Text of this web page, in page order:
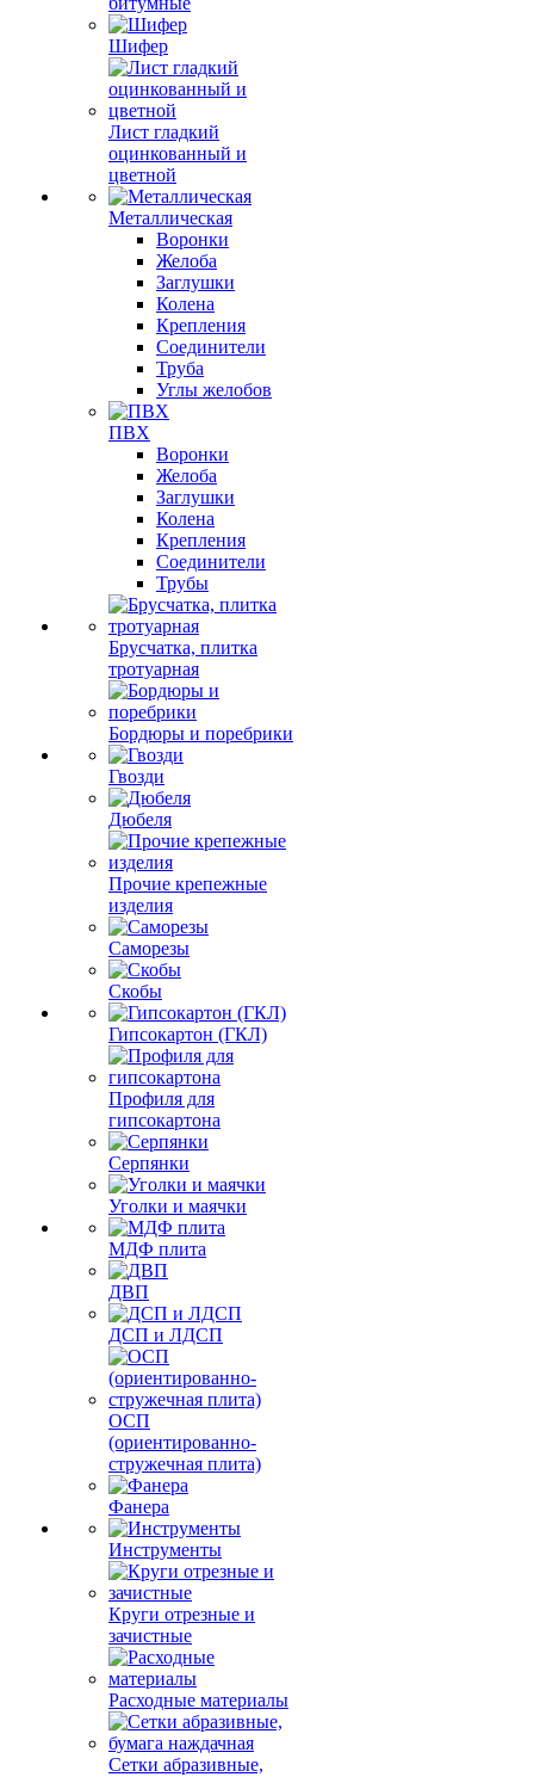
Шифер
Лист гладкий
оцинкованный и
цветной
Металлическая
Воронки
Желоба
Заглушки
Колена
Крепления
Соединители
Труба
Углы желобов
ПВХ
Воронки
Желоба
Заглушки
Колена
Крепления
Соединители
Трубы
Брусчатка, плитка
тротуарная
Бордюры и поребрики
Гвозди
Дюбеля
Прочие крепежные
изделия
Саморезы
Скобы
Гипсокартон (ГКЛ)
Профиля для
гипсокартона
Серпянки
Уголки и маячки
МДФ плита
ДВП
ДСП и ЛДСП
ОСП
(ориентированно-
стружечная плита)
Фанера
Инструменты
Круги отрезные и
зачистные
Расходные материалы
Сетки абразивные,